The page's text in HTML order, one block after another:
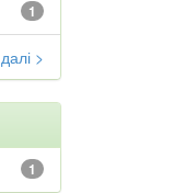
1
далі >
1